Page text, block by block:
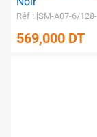
Réf : [SM-A07-6/
569,000 DT